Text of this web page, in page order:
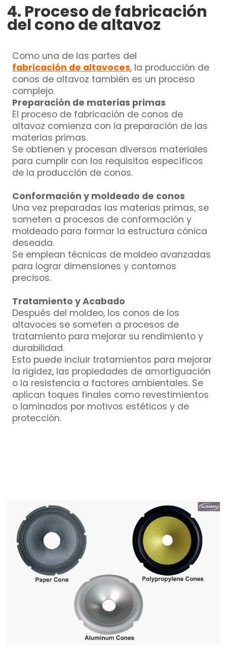
4. Proceso de fabricación
del cono de altavoz
fabricación de altavoces, la producción de
conos de altavoz también es un proceso
complejo.
Preparación de materias primas
El proceso de fabricación de conos de
altavoz comienza con la preparación de las
materias primas.
Se obtienen y procesan diversos materiales
para cumplir con los requisitos específicos
de la producción de conos.
Conformación y moldeado de conos
Una vez preparadas las materias primas, se
someten a procesos de conformación y
moldeado para formar la estructura cónica
deseada.
Se emplean técnicas de moldeo avanzadas
para lograr dimensiones y contornos
precisos.
Tratamiento y Acabado
Después del moldeo, los conos de los
altavoces se someten a procesos de
tratamiento para mejorar su rendimiento y
durabilidad.
Esto puede incluir tratamientos para mejorar
la rigidez, las propiedades de amortiguación
o la resistencia a factores ambientales. Se
aplican toques finales como revestimientos
o laminados por motivos estéticos y de
protección.